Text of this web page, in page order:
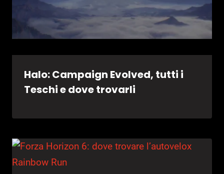
Halo: Campaign Evolved, tutti i
Teschi e dove trovarli